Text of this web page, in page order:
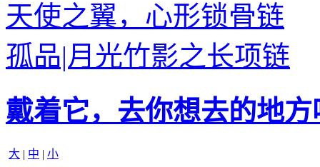
天使之翼，心形锁骨链
孤品|月光竹影之长项链
戴着它，去你想去的地方
大 | 中 | 小